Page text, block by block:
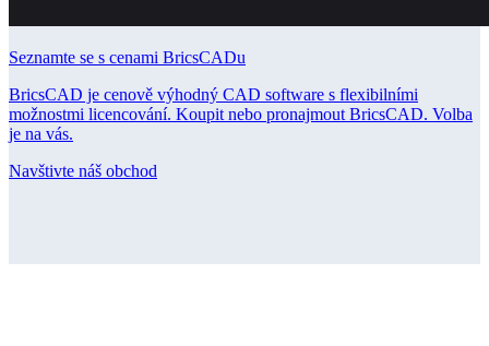
Seznamte se s cenami BricsCADu
BricsCAD je cenově výhodný CAD software s flexibilními
možnostmi licencování. Koupit nebo pronajmout BricsCAD. Volba
je na vás.
Navštivte náš obchod